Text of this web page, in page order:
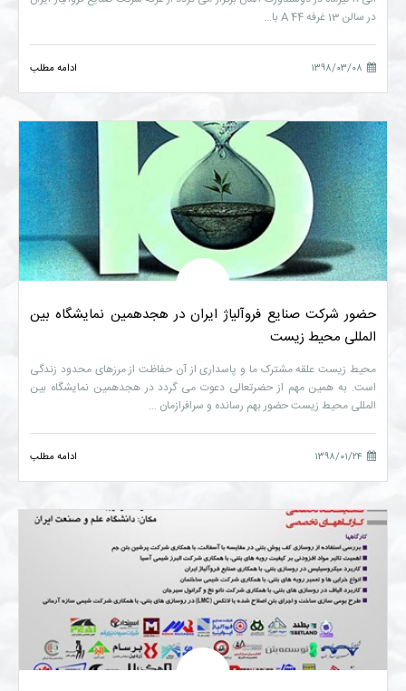
در سالن 13 غرفه A 44 با...
۱۳۹۸/۰۳/۰۸ ادامه مطلب
حضور شرکت صنایع فروآلیاژ ایران در هجدهمین نمایشگاه بین
المللی محیط زیست
محیط زیست علقه مشترک ما و پاسداری از آن حفاظت از مرزهای محدود زندگی
است. به همین مهم از حضرتعالی دعوت می گردد در هجدهمین نمایشگاه بین
المللی محیط زیست حضور بهم رسانده و سرافرازمان ...
۱۳۹۸/۰۱/۲۴ ادامه مطلب